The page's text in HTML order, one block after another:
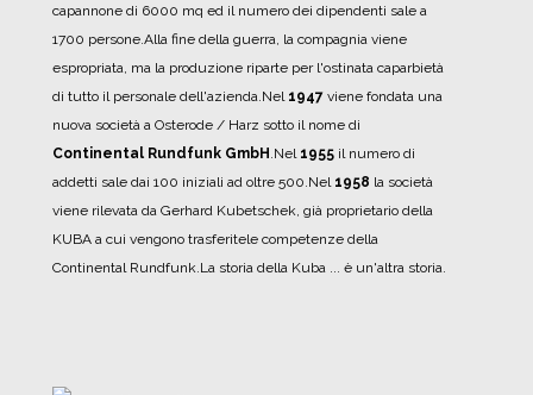
capannone di 6000 mq ed il numero dei dipendenti sale a
1700 persone.Alla fine della guerra, la compagnia viene
espropriata, ma la produzione riparte per l'ostinata caparbietà
di tutto il personale dell'azienda.Nel 1947 viene fondata una
nuova società a Osterode / Harz sotto il nome di
Continental Rundfunk GmbH .Nel 1955 il numero di
addetti sale dai 100 iniziali ad oltre 500.Nel1958 la società
viene rilevata da Gerhard Kubetschek, già proprietario della
KUBA a cui vengono trasferitele competenze della
Continental Rundfunk.La storia della Kuba ... è un'altra storia.